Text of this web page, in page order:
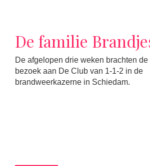
De familie
De afgelopen drie weken brachten
bezoek aan De Club van 1-1-2 in de
brandweerkazerne in Schiedam.